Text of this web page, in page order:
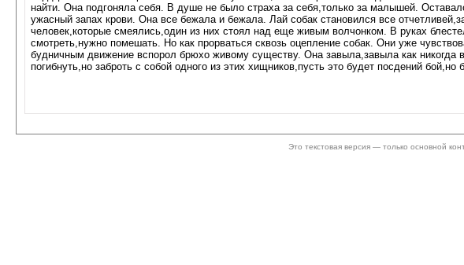
найти. Она подгоняла себя. В душе не было страха за себя,только за малышей.
ужасный запах крови. Она все бежала и бежала. Лай собак становился все
человек,которые смеялись,один из них стоял над еще живым волчонком. В руках
смотреть,нужно помешать. Но как прорваться сквозь оцепление собак. Они уже
будничным движение вспорол брюхо живому существу. Она завыла,завыла как
погибнуть,но заброть с собой одного из этих хищников,пусть это будет посдений бой,но
Это текстовая версия — только основной